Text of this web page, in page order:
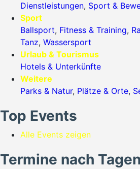
Dienstleistungen, Sport &
Sport
Ballsport, Fitness & Training,
Tanz, Wassersport
Urlaub & Tourismus
Hotels & Unterkünfte
Weitere
Parks & Natur, Plätze & Orte,
Top Events
Alle Events zeigen
Termine nach Tagen